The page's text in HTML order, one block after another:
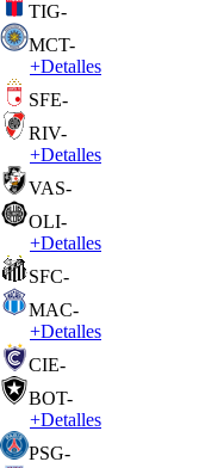
TIG-
MCT-
+Detalles
SFE-
RIV-
+Detalles
VAS-
OLI-
+Detalles
SFC-
MAC-
+Detalles
CIE-
BOT-
+Detalles
PSG-